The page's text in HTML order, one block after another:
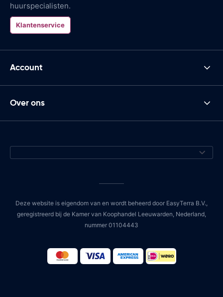
huurspecialisten.
Klantenservice
Account
Over ons
Deze website is eigendom van en wordt beheerd door EasyTerra B.V.,
geregistreerd bij de Kamer van Koophandel Leeuwarden, Nederland,
nummer 01104443